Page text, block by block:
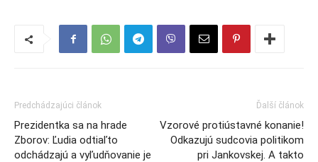
Predchádzajúci článok
Prezidentka sa na hrade
Zborov: Ľudia odtiaľto
odchádzajú a vyľudňovanie je
Ďalší článok
Vzorové protiústavné konanie!
Odkazujú sudcovia politikom
pri Jankovskej. A takto